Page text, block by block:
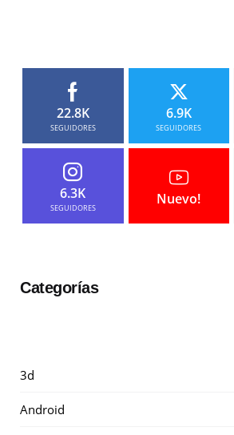
22.8K
SEGUIDORES
6.9K
SEGUIDORES
6.3K
SEGUIDORES
Nuevo!
Categorías
3d
Android